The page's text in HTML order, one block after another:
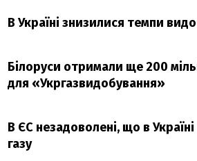
В Україні знизилися темпи
Білоруси отримали ще 200
для «Укргазвидобування»
В ЄС незадоволені, що в
газу